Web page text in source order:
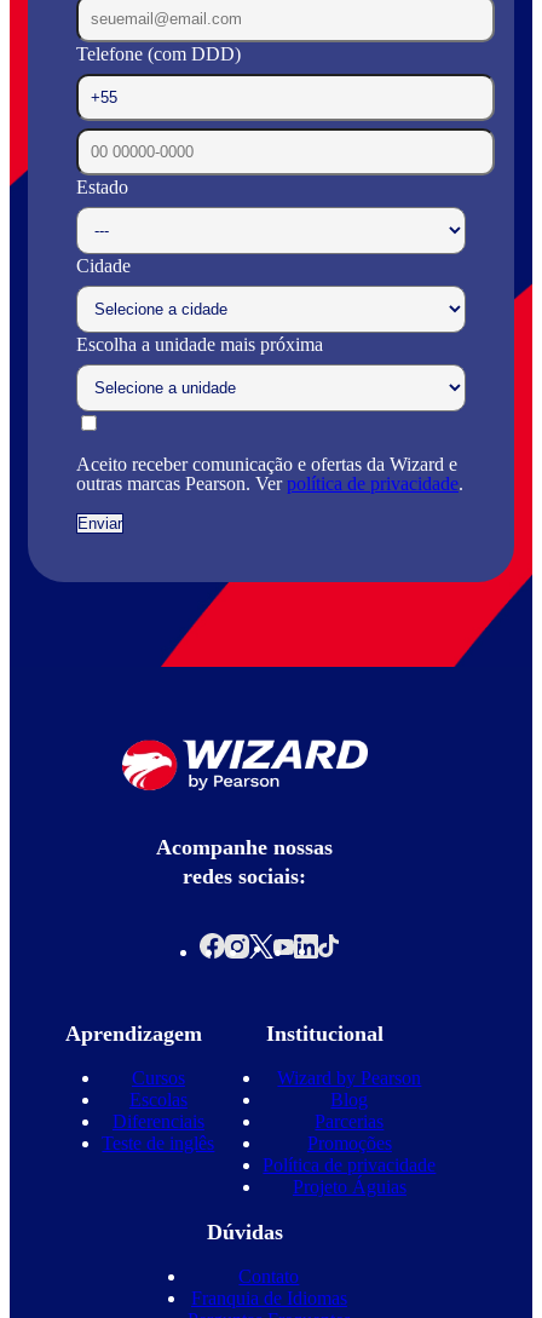
Telefone (com DDD)
Estado
Cidade
Escolha a unidade mais próxima
Aceito receber comunicação e ofertas da Wizard e
outras marcas Pearson. Verpolítica de privacidade.
Acompanhe nossas
redes sociais:
Aprendizagem
Cursos
Escolas
Diferenciais
Teste de inglês
Institucional
Wizard by Pearson
Blog
Parcerias
Promoções
Política de privacidade
Projeto Águias
Dúvidas
Contato
Franquia de Idiomas